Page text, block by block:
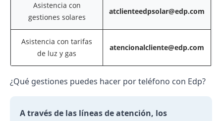
Asistencia con
gestiones solares
atclienteedpsolar@edp.com
Asistencia con tarifas
de luz y gas
atencionalcliente@edp.com
¿Qué gestiones puedes hacer por teléfono con Edp?
A través de las líneas de atención, los